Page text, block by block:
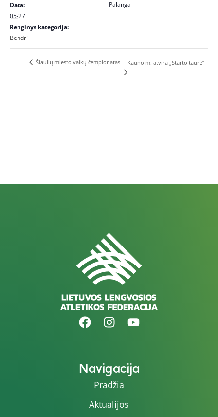
Data:
05-27
Renginys kategorija:
Bendri
Palanga
Šiaulių miesto vaikų čempionatas Kauno m. atvira „Starto taurė”
Navigacija
Pradžia
Aktualijos